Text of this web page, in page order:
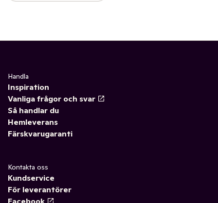
Handla
Inspiration
Vanliga frågor och svar
Så handlar du
Hemleverans
Färskvarugaranti
Kontakta oss
Kundservice
För leverantörer
Facebook